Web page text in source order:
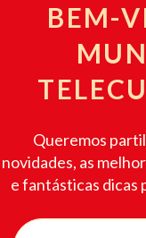
BEM-
Queremos
novidades, as
e fantásticas dicas